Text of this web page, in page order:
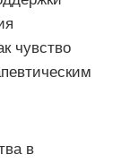
чувство
в